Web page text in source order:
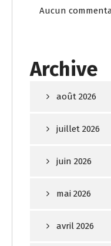
Aucun
Archive
août 2026
juillet 2026
juin 2026
mai 2026
avril 2026